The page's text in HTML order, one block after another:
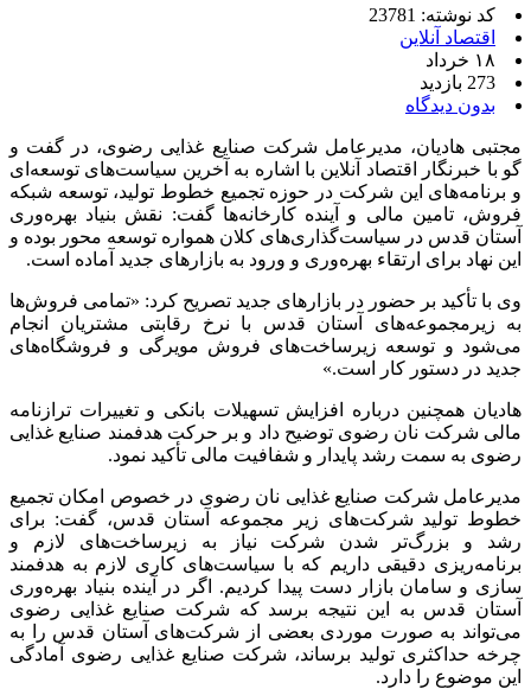
کد نوشته: 23781
اقتصاد آنلاین
۱۸ خرداد
273 بازدید
بدون دیدگاه
مجتبی هادیان، مدیرعامل شرکت صنایع غذایی رضوی، در گفت و
گو با خبرنگار اقتصاد آنلاین با اشاره به آخرین سیاست‌های توسعه‌ای
و برنامه‌های این شرکت در حوزه تجمیع خطوط تولید، توسعه شبکه
فروش، تامین مالی و آینده کارخانه‌ها گفت: نقش بنیاد بهره‌وری
آستان قدس در سیاست‌گذاری‌های کلان همواره توسعه محور بوده و
این نهاد برای ارتقاء بهره‌وری و ورود به بازارهای جدید آماده است.
وی با تأکید بر حضور در بازارهای جدید تصریح کرد: «تمامی فروش‌ها
به زیرمجموعه‌های آستان قدس با نرخ رقابتی مشتریان انجام
می‌شود و توسعه زیرساخت‌های فروش مویرگی و فروشگاه‌های
جدید در دستور کار است.»
هادیان همچنین درباره افزایش تسهیلات بانکی و تغییرات ترازنامه
مالی شرکت نان رضوی توضیح داد و بر حرکت هدفمند صنایع غذایی
رضوی به سمت رشد پایدار و شفافیت مالی تأکید نمود.
مدیرعامل شرکت صنایع غذایی نان رضوی در خصوص امکان تجمیع
خطوط تولید شرکت‌های زیر مجموعه آستان قدس، گفت: برای
رشد و بزرگ‌تر شدن شرکت نیاز به زیرساخت‌های لازم و
برنامه‌ریزی دقیقی داریم که با سیاست‌های کاری لازم به هدفمند
سازی و سامان بازار دست پیدا کردیم. اگر در آینده بنیاد بهره‌وری
آستان قدس به این نتیجه برسد که شرکت صنایع غذایی رضوی
می‌تواند به صورت موردی بعضی از شرکت‌های آستان قدس را به
چرخه حداکثری تولید برساند، شرکت صنایع غذایی رضوی آمادگی
این موضوع را دارد.